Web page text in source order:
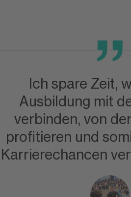
Ich spare Zeit,
Ausbildung mit
verbinden, von
profitieren und
Karrierechancen